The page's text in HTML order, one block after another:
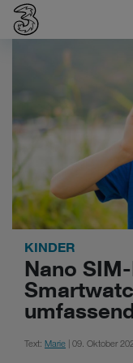
KINDER
Nano
Text: Marie | 09. Oktober